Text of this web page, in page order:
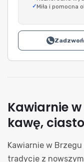
Miła i pomocna
Zadzwoń
Kawiarnie
kawę,
Kawiarnie w
tradycje z